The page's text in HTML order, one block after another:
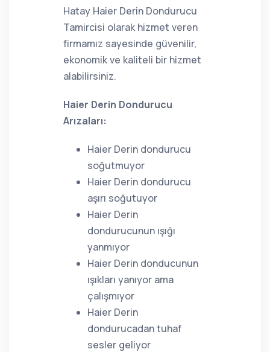
Hatay Haier Derin Dondurucu
Tamircisi olarak hizmet veren
firmamız sayesinde güvenilir,
ekonomik ve kaliteli bir hizmet
alabilirsiniz.
Haier Derin Dondurucu
Arızaları:
Haier Derin dondurucu
soğutmuyor
Haier Derin dondurucu
aşırı soğutuyor
Haier Derin
dondurucunun ışığı
yanmıyor
Haier Derin donducunun
ışıkları yanıyor ama
çalışmıyor
Haier Derin
dondurucadan tuhaf
sesler geliyor